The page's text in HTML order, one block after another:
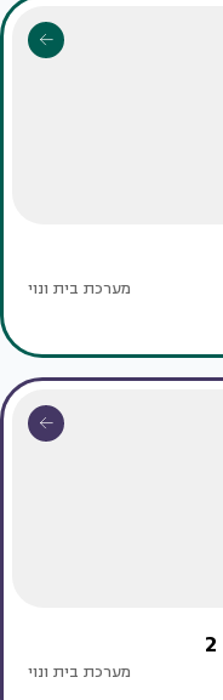
מערכת בית ונוי
מערכת בית ונוי